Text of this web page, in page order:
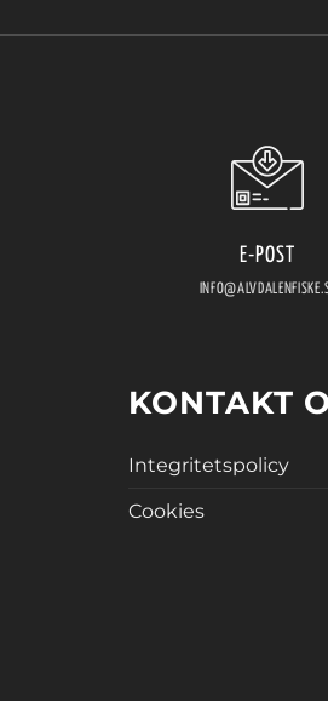
E-POST
KONTAKT
Integritetspolicy
Cookies